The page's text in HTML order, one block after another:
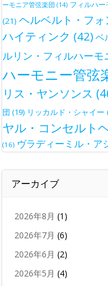
ーモニア管弦楽団 (14) フィルハー
(21) ヘルベルト・フ
ハイティンク (42) ベ
ルリン・フィルハーモ
ハーモニー管弦
リス・ヤンソンス
団 (19) リッカルド・シャイー
ヤル・コンセルト
(16) ヴラディーミル・ア
アーカイブ
2026年8月 (1)
2026年7月 (6)
2026年6月 (2)
2026年5月 (4)